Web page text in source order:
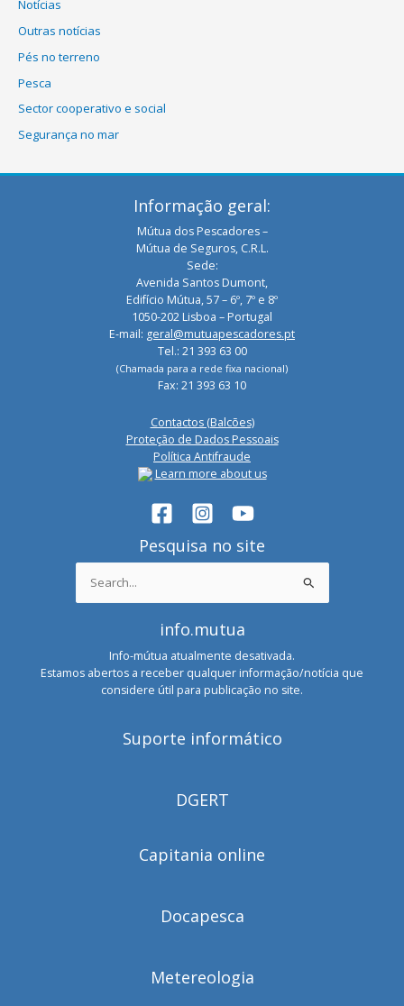
Notícias
Outras notícias
Pés no terreno
Pesca
Sector cooperativo e social
Segurança no mar
Informação geral:
Mútua dos Pescadores –
Mútua de Seguros, C.R.L.
Sede:
Avenida Santos Dumont,
Edifício Mútua, 57 – 6º, 7º e 8º
1050-202 Lisboa – Portugal
E-mail: geral@mutuapescadores.pt
Tel.: 21 393 63 00
(Chamada para a rede fixa nacional)
Fax: 21 393 63 10
Contactos (Balcões)
Proteção de Dados Pessoais
Política Antifraude
Learn more about us
Pesquisa no site
Search
for:
info.mutua
Info-mútua atualmente desativada.
Estamos abertos a receber qualquer informação/notícia que
considere útil para publicação no site.
Suporte informático
DGERT
Capitania online
Docapesca
Metereologia